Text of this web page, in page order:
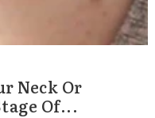
Neck Or
Of...